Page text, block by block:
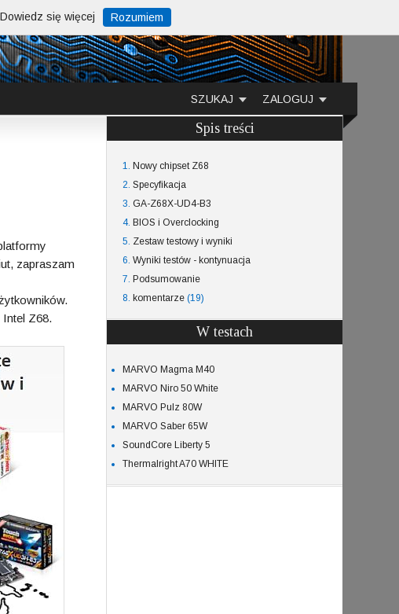
ZALOGUJ
SZUKAJ
zapraszam
Z68.
Spis treści
1. Nowy chipset Z68
2. Specyfikacja
3. GA-Z68X-UD4-B3
4. BIOS i Overclocking
5. Zestaw testowy i wyniki
6. Wyniki testów - kontynuacja
7. Podsumowanie
8. komentarze (19)
W testach
MARVO Magma M40
MARVO Niro 50 White
MARVO Pulz 80W
MARVO Saber 65W
SoundCore Liberty 5
Thermalright A70 WHITE
Dowiedz się więcej Rozumiem